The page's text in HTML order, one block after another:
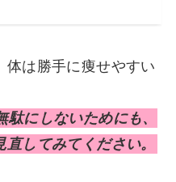
体は勝手に痩せやすい
にしないためにも、
してみてください。